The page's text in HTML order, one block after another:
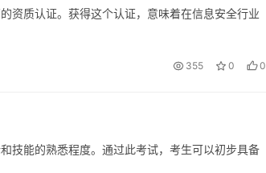
资质认证。获得这个认证，意味着在信息安全行业
355 0 0
技能的熟悉程度。通过此考试，考生可以初步具备